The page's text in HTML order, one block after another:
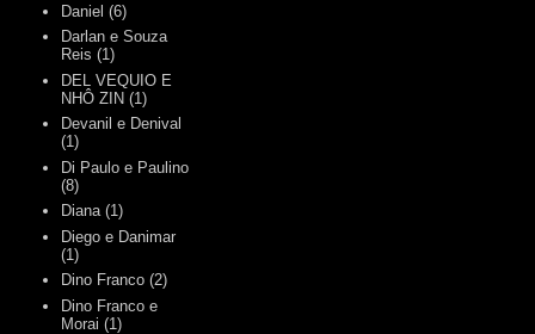
Daniel (6)
Darlan e Souza
Reis (1)
DEL VEQUIO E
NHÔ ZIN (1)
Devanil e Denival
(1)
Di Paulo e Paulino
(8)
Diana (1)
Diego e Danimar
(1)
Dino Franco (2)
Dino Franco e
Morai (1)